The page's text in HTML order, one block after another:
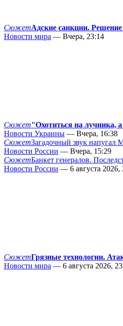
СюжетАдские санкции.
Новости мира — Вчера, 23:14
Сюжет"Охотиться на лучника,
Новости Украины — Вчера, 16:38
СюжетЗагадочный звук напугал
Новости России — Вчера, 15:29
СюжетБанкет генералов.
Новости России — 6 августа 2026,
СюжетГрязные технологии.
Новости мира — 6 августа 2026,